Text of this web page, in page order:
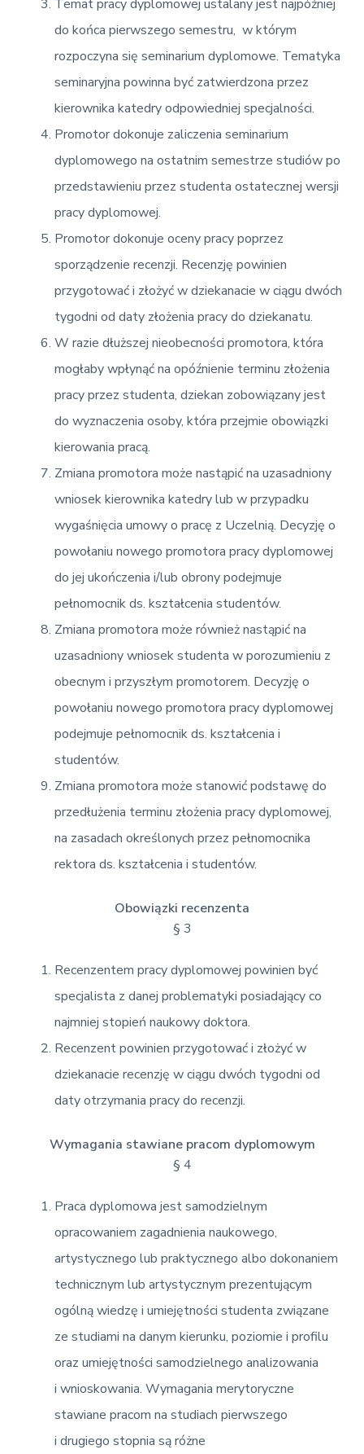
Temat pracy dyplomowej ustalany jest najpóźniej
do końca pierwszego semestru, w którym
rozpoczyna się seminarium dyplomowe. Tematyka
seminaryjna powinna być zatwierdzona przez
kierownika katedry odpowiedniej specjalności.
Promotor dokonuje zaliczenia seminarium
dyplomowego na ostatnim semestrze studiów po
przedstawieniu przez studenta ostatecznej wersji
pracy dyplomowej.
Promotor dokonuje oceny pracy poprzez
sporządzenie recenzji. Recenzję powinien
przygotować i złożyć w dziekanacie w ciągu dwóch
tygodni od daty złożenia pracy do dziekanatu.
W razie dłuższej nieobecności promotora, która
mogłaby wpłynąć na opóźnienie terminu złożenia
pracy przez studenta, dziekan zobowiązany jest
do wyznaczenia osoby, która przejmie obowiązki
kierowania pracą.
Zmiana promotora może nastąpić na uzasadniony
wniosek kierownika katedry lub w przypadku
wygaśnięcia umowy o pracę z Uczelnią. Decyzję o
powołaniu nowego promotora pracy dyplomowej
do jej ukończenia i/lub obrony podejmuje
pełnomocnik ds. kształcenia studentów.
Zmiana promotora może również nastąpić na
uzasadniony wniosek studenta w porozumieniu z
obecnym i przyszłym promotorem. Decyzję o
powołaniu nowego promotora pracy dyplomowej
podejmuje pełnomocnik ds. kształcenia i
studentów.
Zmiana promotora może stanowić podstawę do
przedłużenia terminu złożenia pracy dyplomowej,
na zasadach określonych przez pełnomocnika
rektora ds. kształcenia i studentów.
Obowiązki recenzenta
§ 3
Recenzentem pracy dyplomowej powinien być
specjalista z danej problematyki posiadający co
najmniej stopień naukowy doktora.
Recenzent powinien przygotować i złożyć w
dziekanacie recenzję w ciągu dwóch tygodni od
daty otrzymania pracy do recenzji.
Wymagania stawiane pracom dyplomowym
§ 4
Praca dyplomowa jest samodzielnym
opracowaniem zagadnienia naukowego,
artystycznego lub praktycznego albo dokonaniem
technicznym lub artystycznym prezentującym
ogólną wiedzę i umiejętności studenta związane
ze studiami na danym kierunku, poziomie i profilu
oraz umiejętności samodzielnego analizowania
i wnioskowania. Wymagania merytoryczne
stawiane pracom na studiach pierwszego
i drugiego stopnia są różne